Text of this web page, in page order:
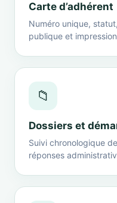
Carte d’adhérent
Numéro unique,
publique et
📁
Dossiers et
Suivi chronologique
réponses